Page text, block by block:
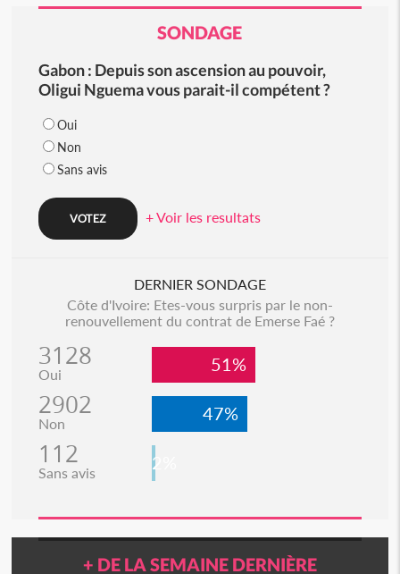
SONDAGE
Gabon : Depuis son ascension au pouvoir,
Oligui Nguema vous parait-il compétent ?
Oui
Non
Sans avis
+ Voir les resultats
DERNIER SONDAGE
Côte d'Ivoire: Etes-vous surpris par le non-
renouvellement du contrat de Emerse Faé ?
3128
Oui 51%
2902
Non 47%
112
Sans avis 2%
+ DE LA SEMAINE DERNIÈRE